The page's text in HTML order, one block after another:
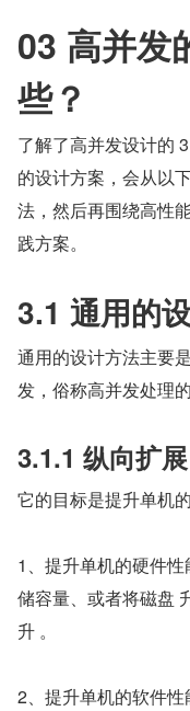
03 高并发
些？
了解了高并发设计的
的设计方案，会从以
法，然后再围绕高性
践方案。
3.1 通用的
通用的设计方法主要
发，俗称高并发处理
3.1.1 纵向扩
它的目标是提升单机
1、提升单机的硬件
储容量、或者将磁盘
升 。
2、提升单机的软件